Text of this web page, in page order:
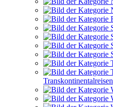
Transkontinental­reisen